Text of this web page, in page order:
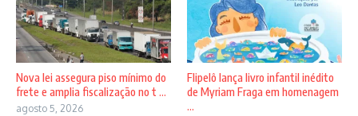
Nova lei assegura piso mínimo do
frete e amplia fiscalização no t ...
agosto 5, 2026
Flipelô lança livro infantil inédito
de Myriam Fraga em homenagem
...